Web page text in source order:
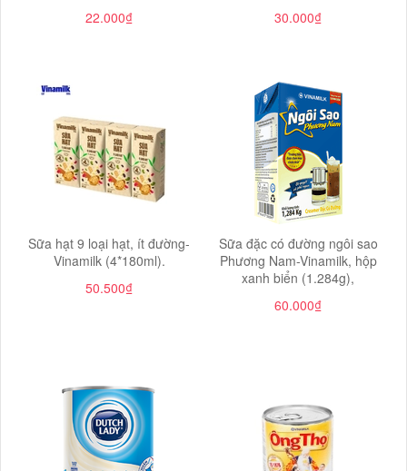
22.000₫ 30.000₫
Sữa hạt 9 loại hạt, ít đường-
Vinamilk (4*180ml).
50.500₫
Sữa đặc có đường ngôi sao
Phương Nam-Vinamilk, hộp
xanh biển (1.284g),
60.000₫